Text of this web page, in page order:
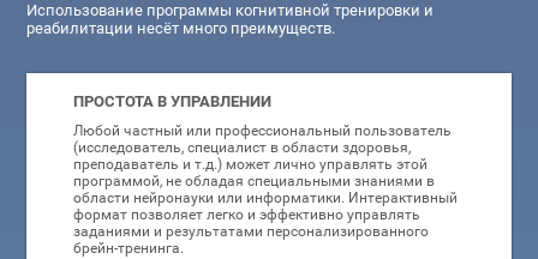
Использование программы когнитивной тренировки и
реабилитации несёт много преимуществ.
ПРОСТОТА В УПРАВЛЕНИИ
Любой частный или профессиональный пользователь
(исследователь, специалист в области здоровья,
преподаватель и т.д.) может лично управлять этой
программой, не обладая специальными знаниями в
области нейронауки или информатики. Интерактивный
формат позволяет легко и эффективно управлять
заданиями и результатами персонализированного
брейн-тренинга.